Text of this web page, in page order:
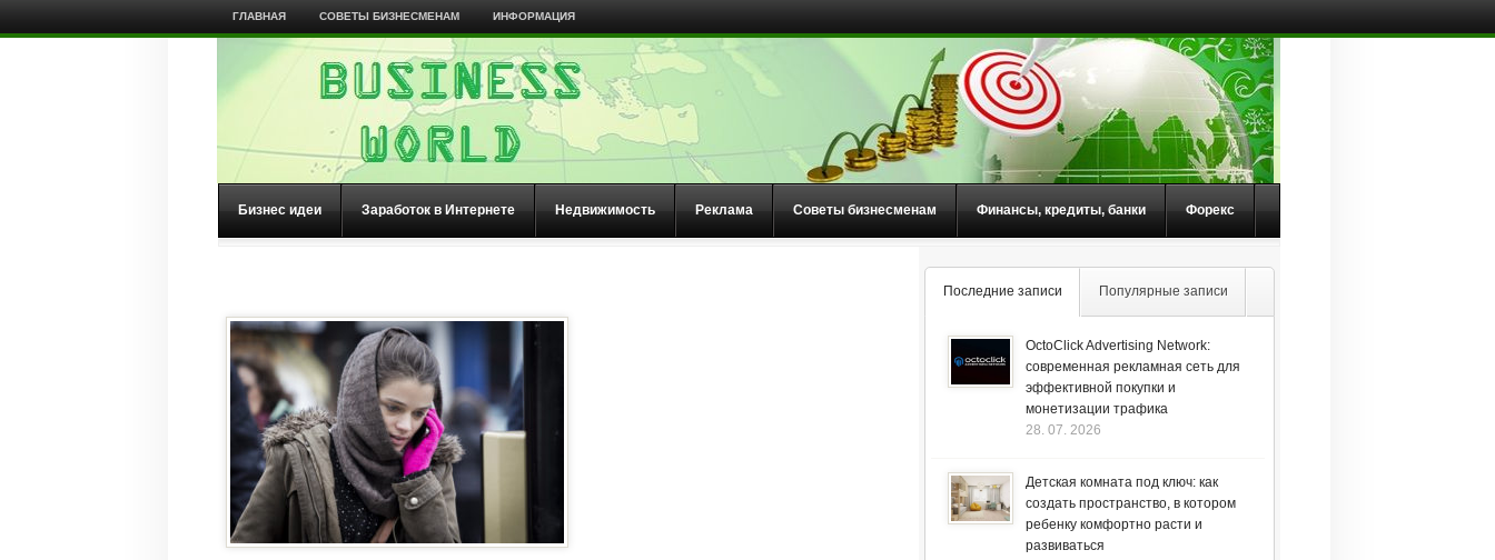
ГЛАВНАЯ СОВЕТЫ БИЗНЕСМЕНАМ ИНФОРМАЦИЯ
Бизнес идеи Заработок в Интернете Недвижимость Реклама Советы бизнесменам Финансы, кредиты, банки Форекс
Последние записи Популярные записи
OctoClick Advertising Network:
современная рекламная сеть для
эффективной покупки и
монетизации трафика
28. 07. 2026
Детская комната под ключ: как
создать пространство, в котором
ребенку комфортно расти и
развиваться